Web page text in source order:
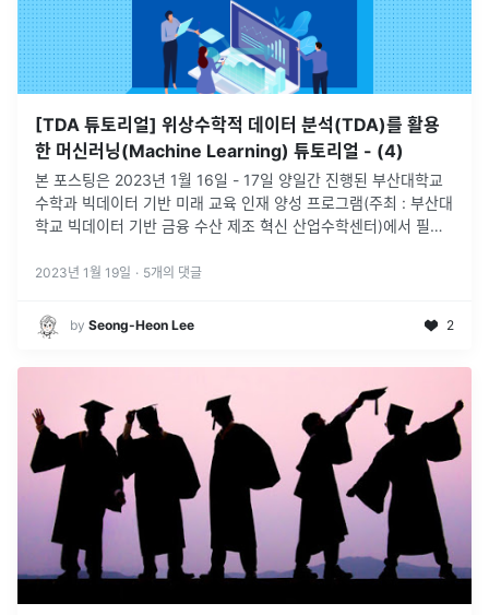
[TDA 튜토리얼] 위상수학적 데이터 분석(TDA)를 활용
한 머신러닝(Machine Learning) 튜토리얼 - (4)
본 포스팅은 2023년 1월 16일 - 17일 양일간 진행된 부산대학교
수학과 빅데이터 기반 미래 교육 인재 양성 프로그램(주최 : 부산대
학교 빅데이터 기반 금융 수산 제조 혁신 산업수학센터)에서 필자
2023년 1월 19일 · 5개의 댓글
by Seong-Heon Lee 2